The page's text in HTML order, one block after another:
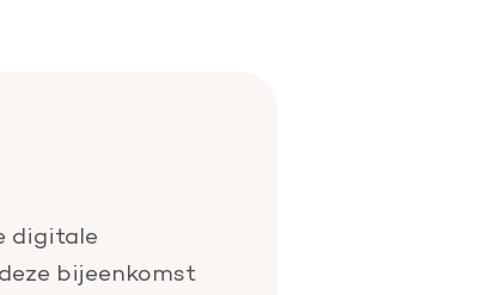
digitale
bijeenkomst